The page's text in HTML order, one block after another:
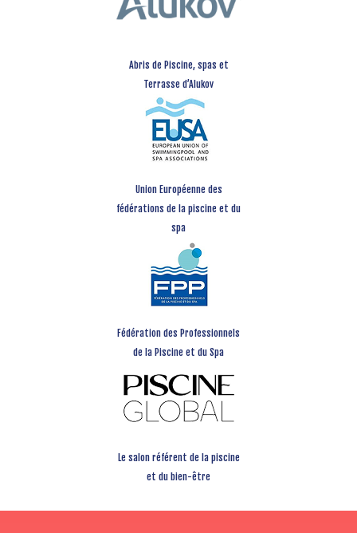
Abris de Piscine, spas et
Terrasse d’Alukov
Union Européenne des
fédérations de la piscine et du
spa
Fédération des Professionnels
de la Piscine et du Spa
Le salon référent de la piscine
et du bien-être